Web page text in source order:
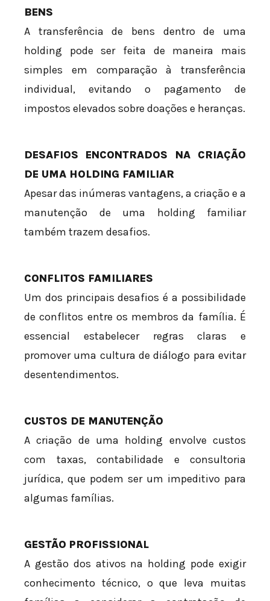
BENS
A transferência de bens dentro de uma
holding pode ser feita de maneira mais
simples em comparação à transferência
individual, evitando o pagamento de
impostos elevados sobre doações e heranças.
DESAFIOS ENCONTRADOS NA CRIAÇÃO
DE UMA HOLDING FAMILIAR
Apesar das inúmeras vantagens, a criação e a
manutenção de uma holding familiar
também trazem desafios.
CONFLITOS FAMILIARES
Um dos principais desafios é a possibilidade
de conflitos entre os membros da família. É
essencial estabelecer regras claras e
promover uma cultura de diálogo para evitar
desentendimentos.
CUSTOS DE MANUTENÇÃO
A criação de uma holding envolve custos
com taxas, contabilidade e consultoria
jurídica, que podem ser um impeditivo para
algumas famílias.
GESTÃO PROFISSIONAL
A gestão dos ativos na holding pode exigir
conhecimento técnico, o que leva muitas